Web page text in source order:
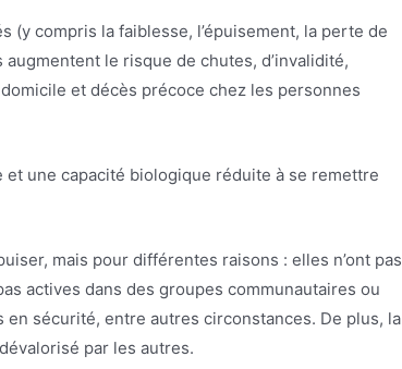
compris la faiblesse, l’épuisement, la perte de
le risque de chutes, d’invalidité,
et décès précoce chez les personnes
une capacité biologique réduite à se remettre
mais pour différentes raisons : elles n’ont pas
actives dans des groupes communautaires ou
sécurité, entre autres circonstances. De plus, la
par les autres.